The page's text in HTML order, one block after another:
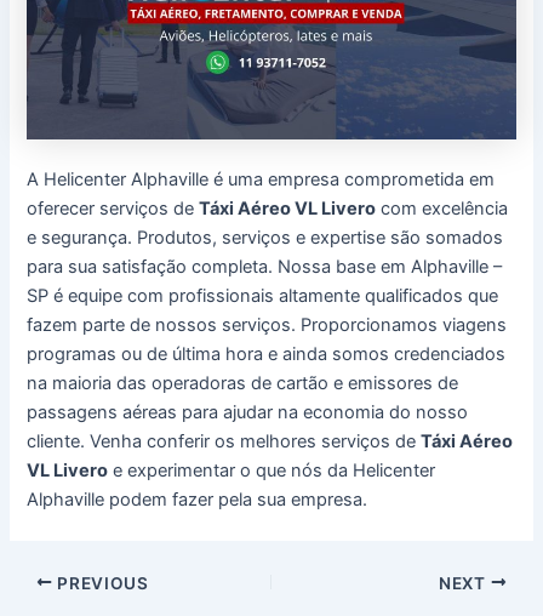
A Helicenter Alphaville é uma empresa comprometida em
oferecer serviços deTáxi Aéreo VL Livero com excelência
e segurança. Produtos, serviços e expertise são somados
para sua satisfação completa. Nossa base em Alphaville –
SP é equipe com profissionais altamente qualificados que
fazem parte de nossos serviços. Proporcionamos viagens
programas ou de última hora e ainda somos credenciados
na maioria das operadoras de cartão e emissores de
passagens aéreas para ajudar na economia do nosso
cliente. Venha conferir os melhores serviços deTáxi Aéreo
VL Livero e experimentar o que nós da Helicenter
Alphaville podem fazer pela sua empresa.
Post
PREVIOUS NEXT